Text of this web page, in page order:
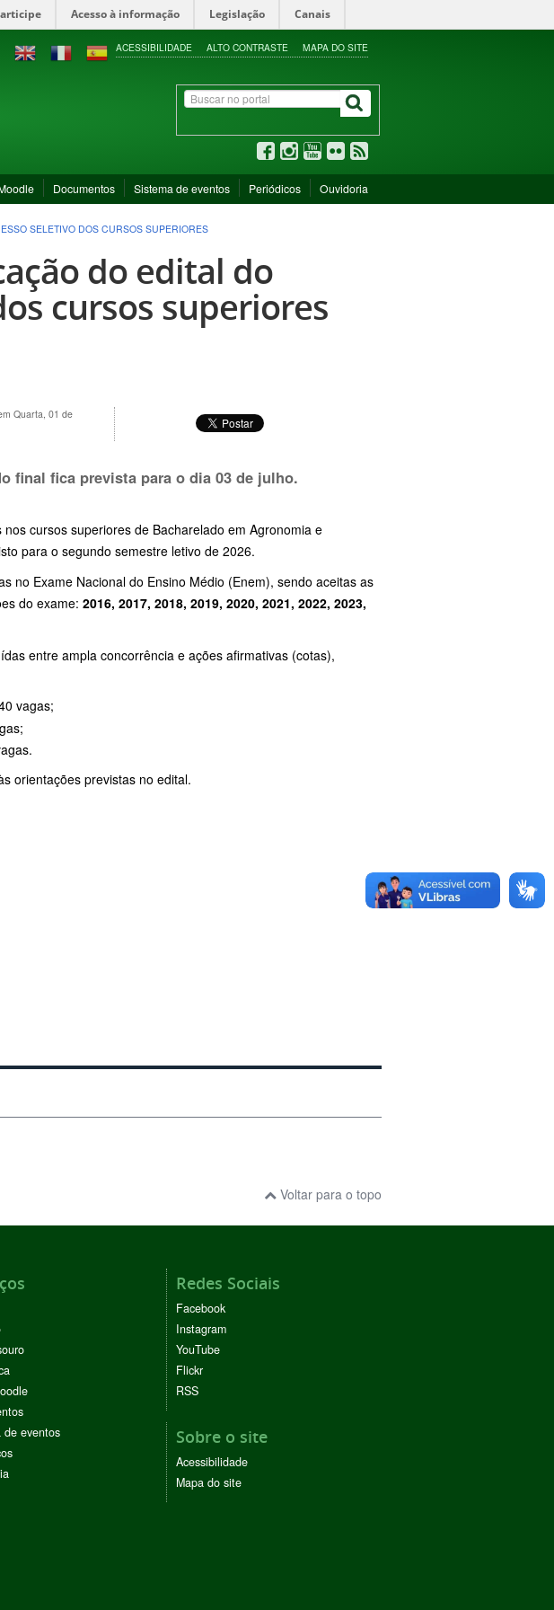
Acesso à informação Legislação Canais
ACESSIBILIDADE ALTO CONTRASTE MAPA DO SITE
Documentos Sistema de eventos Periódicos Ouvidoria
SELETIVO DOS CURSOS SUPERIORES
do edital do
cursos superiores
Quarta, 01 de
final fica prevista para o dia 03 de julho.
cursos superiores de Bacharelado em Agronomia e
para o segundo semestre letivo de 2026.
no Exame Nacional do Ensino Médio (Enem), sendo aceitas as
do exame: 2016, 2017, 2018, 2019, 2020, 2021, 2022, 2023,
entre ampla concorrência e ações afirmativas (cotas),
vagas;
orientações previstas no edital.
Voltar para o topo
de eventos
Redes Sociais
Facebook
Instagram
YouTube
Flickr
RSS
Sobre o site
Acessibilidade
Mapa do site